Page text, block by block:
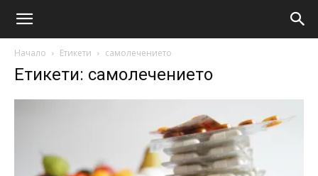
Начало Етикети самолечението
Етикети: самолечението